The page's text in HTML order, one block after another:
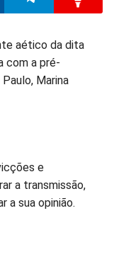
Compartilhar
no
aético da dita
com a pré-
Marina
e
a transmissão,
a sua opinião.